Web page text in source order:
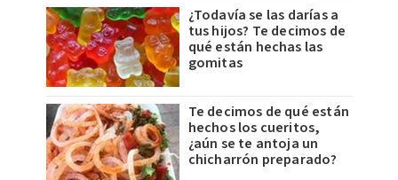
¿Todavía se las darías a
tus hijos? Te decimos de
qué están hechas las
gomitas
Te decimos de qué están
hechos los cueritos,
¿aún se te antoja un
chicharrón preparado?